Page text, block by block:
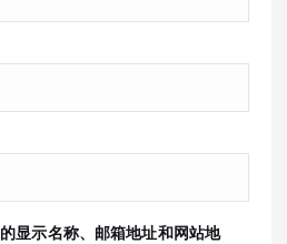
显示名称、邮箱地址和网站地